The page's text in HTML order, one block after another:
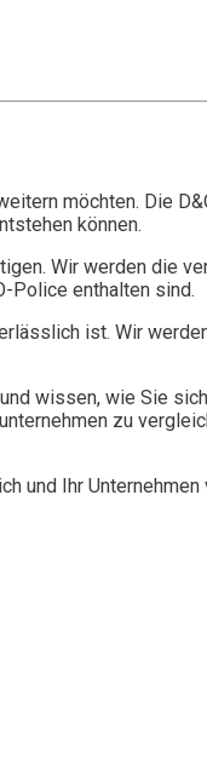
möchten. Die
können.
Wir werden die
Police enthalten sind.
ist. Wir
wissen, wie Sie
zu
und Ihr